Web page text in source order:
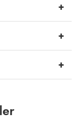
+
+
+